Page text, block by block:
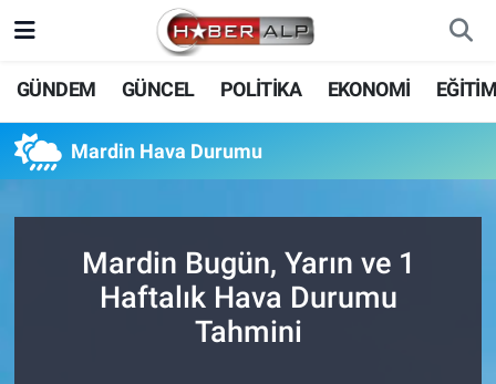
GÜNDEM GÜNCEL POLİTİKA EKONOMİ
Mardin Hava Durumu
Mardin Bugün, Yarın ve 1
Haftalık Hava Durumu
Tahmini
Nöbetçi Eczaneler
Hava Durumu
Süper Lig Puan Durumu ve Fikstür
Tüm Manşetler